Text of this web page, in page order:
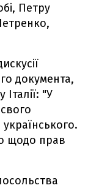
Петру
документа,
"У
щодо прав